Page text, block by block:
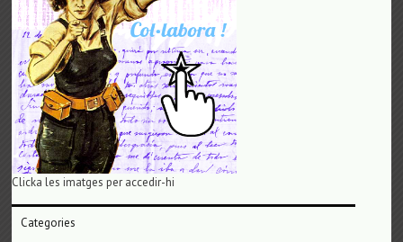
Clicka les imatges per accedir-hi
Categories